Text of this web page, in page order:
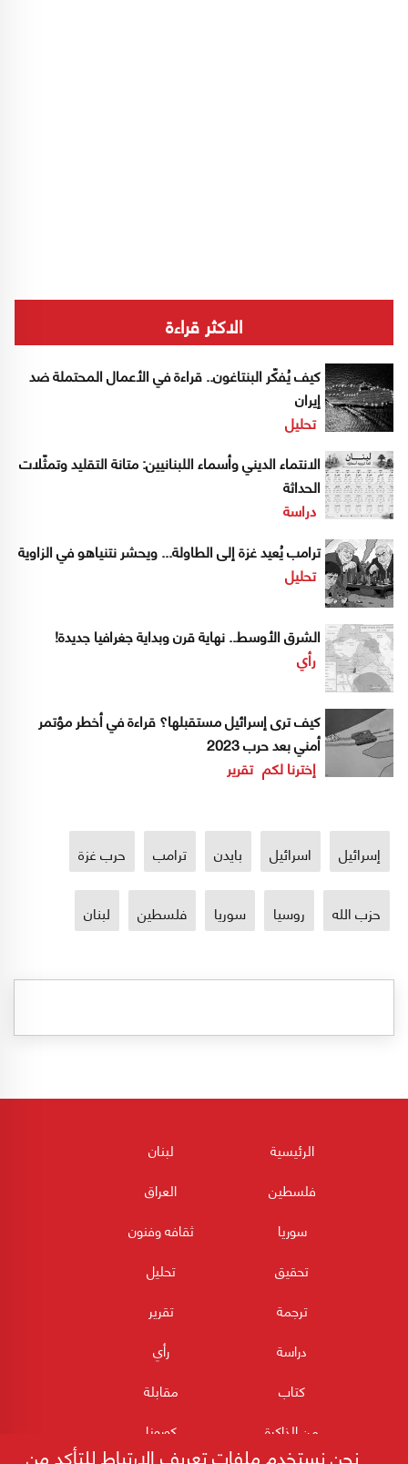
الاكثر قراءة
كيف يُفكّر البنتاغون.. قراءة في الأعمال المحتملة ضد
إيران
تحليل
الانتماء الديني وأسماء اللبنانيين: متانة التقليد وتمثّلات
الحداثة
دراسة
ترامب يُعيد غزة إلى الطاولة... ويحشر نتنياهو في الزاوية
تحليل
الشرق الأوسط.. نهاية قرن وبداية جغرافيا جديدة!
رأي
كيف ترى إسرائيل مستقبلها؟ قراءة في أخطر مؤتمر
أمني بعد حرب 2023
إخترنا لكم تقرير
إسرائيل اسرائيل بايدن ترامب حرب غزة
حزب الله روسيا سوريا فلسطين لبنان
الرئيسية
لبنان
فلسطين
العراق
سوريا
ثقافه وفنون
تحقيق
تحليل
ترجمة
تقرير
دراسة
رأي
كتاب
مقابلة
من الذاكرة
كورونا
نحن نستخدم ملفات تعريف الارتباط للتأكد من